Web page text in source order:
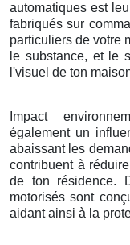
automatiques est
fabriqués sur
particuliers de votre
le substance, et le
l'visuel de ton
Impact
également un
abaissant les
contribuent à
de ton résidence.
motorisés sont
aidant ainsi à la